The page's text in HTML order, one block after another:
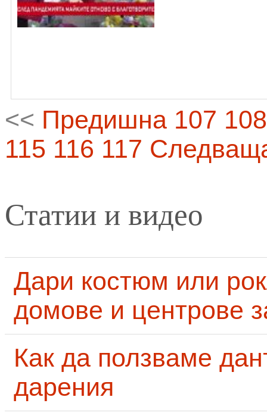
<< Предишна 107 108
115 116 117
Статии и видео
Дари костюм или
домове и центрове
Как да ползваме
дарения